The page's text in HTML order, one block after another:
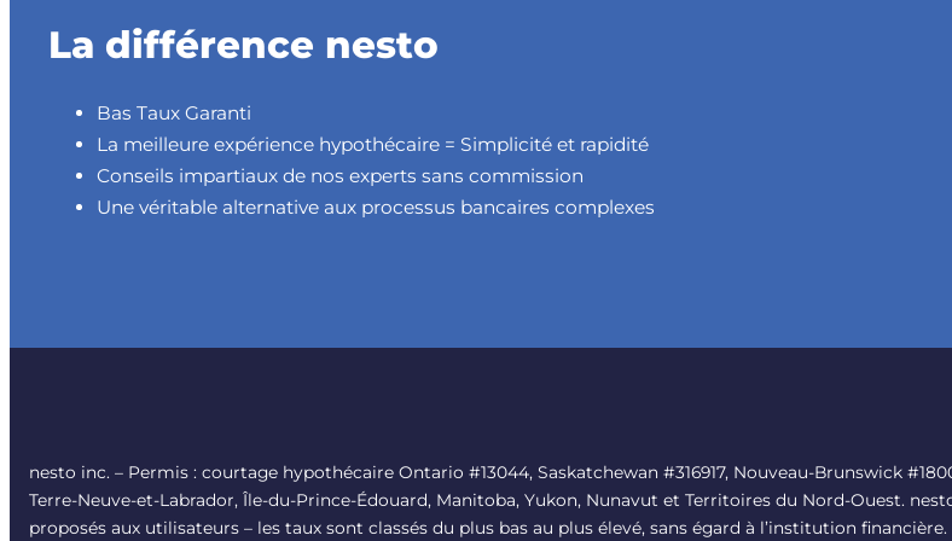
La différence nesto
Bas Taux Garanti
La meilleure expérience hypothécaire = Simplicité et rapidité
Conseils impartiaux de nos experts sans commission
Une véritable alternative aux processus bancaires complexes
nesto inc. – Permis : courtage hypothécaire Ontario #13044, Saskatchewan #316917, Nouveau-Brunswick
Terre-Neuve-et-Labrador, Île-du-Prince-Édouard, Manitoba, Yukon, Nunavut et Territoires du Nord-Ouest.
proposés aux utilisateurs – les taux sont classés du plus bas au plus élevé, sans égard à l’institution